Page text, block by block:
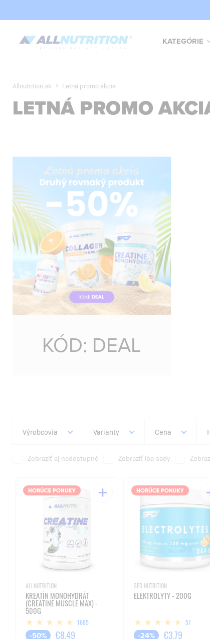
KATEGÓRIE
Allnutrition.sk Letná promo akcia
LETNÁ PROMO
KÓD: DEAL
Výrobcovia Varianty Cena
Zobraziť aj nedostupné Zobraziť iba sady
ALLNUTRITION
KREATÍN MONOHYDRÁT
(CREATINE MUSCLE MAX) -
500G
1685
-50% €8,49
SFD NUTRITION
ELEKTROLYTY - 200G
57
-24% €3,79